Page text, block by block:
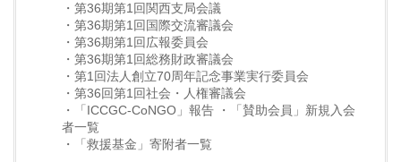
・第36期第1回関西支局会議
・第36期第1回国際交流審議会
・第36期第1回広報委員会
・第36期第1回総務財政審議会
・第1回法人創立70周年記念事業実行委員会
・第36回第1回社会・人権審議会
・「ICCGC-CoNGO」報告 ・「賛助会員」新規入会
者一覧
・「救援基金」寄附者一覧